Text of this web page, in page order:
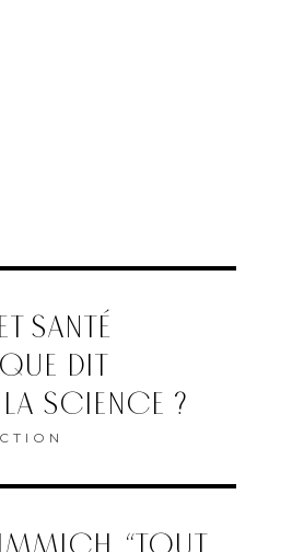
SANTÉ
DIT
SCIENCE ?